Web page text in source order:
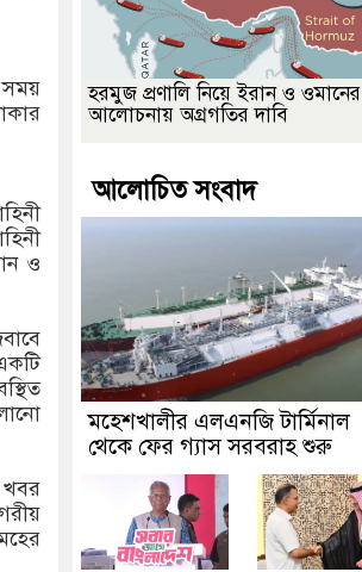
সময়
ও
খবর
হরমুজ প্রণালি নিয়ে ইরান ও ওমানের
আলোচনায় অগ্রগতির দাবি
আলোচিত সংবাদ
মহেশখালীর এলএনজি টার্মিনাল
থেকে ফের গ্যাস সরবরাহ শুরু